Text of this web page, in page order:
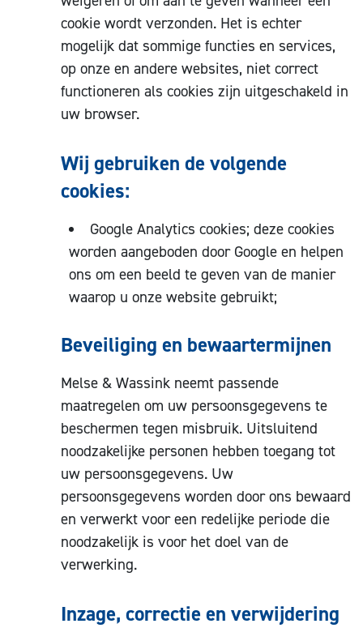
cookie wordt verzonden. Het is echter
mogelijk dat sommige functies en services,
op onze en andere websites, niet correct
functioneren als cookies zijn uitgeschakeld in
uw browser.
Wij gebruiken de volgende
cookies:
Google Analytics cookies; deze cookies
worden aangeboden door Google en helpen
ons om een beeld te geven van de manier
waarop u onze website gebruikt;
Beveiliging en bewaartermijnen
Melse & Wassink neemt passende
maatregelen om uw persoonsgegevens te
beschermen tegen misbruik. Uitsluitend
noodzakelijke personen hebben toegang tot
uw persoonsgegevens. Uw
persoonsgegevens worden door ons bewaard
en verwerkt voor een redelijke periode die
noodzakelijk is voor het doel van de
verwerking.
Inzage, correctie en verwijdering